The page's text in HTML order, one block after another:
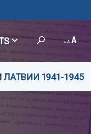
ЛАТВИИ 1941-1945